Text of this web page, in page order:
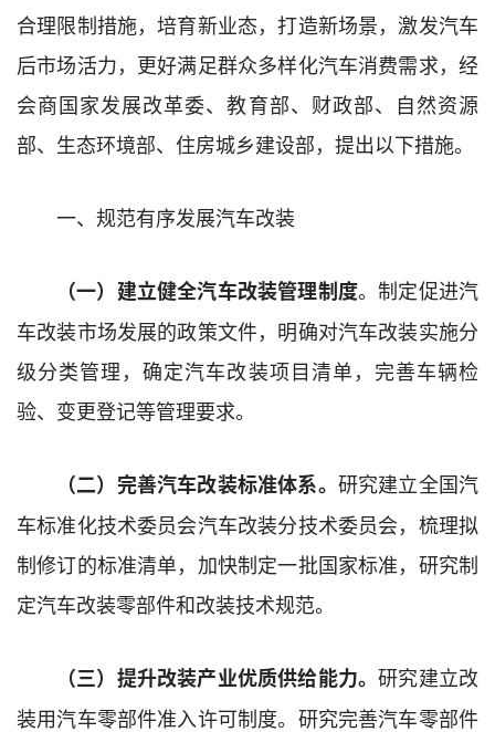
合理限制措施，培育新业态，打造新场景，激发汽车
后市场活力，更好满足群众多样化汽车消费需求，经
会商国家发展改革委、教育部、财政部、自然资源
部、生态环境部、住房城乡建设部，提出以下措施。
一、规范有序发展汽车改装
（一） 建立健全汽车改装管理制度。制定促进汽
车改装市场发展的政策文件，明确对汽车改装实施分
级分类管理，确定汽车改装项目清单，完善车辆检
验、变更登记等管理要求。
（二）完善汽车改装标准体系。 研究建立全国汽
车标准化技术委员会汽车改装分技术委员会，梳理拟
制修订的标准清单，加快制定一批国家标准，研究制
定汽车改装零部件和改装技术规范。
（三）提升改装产业优质供给能力。研究建立改
装用汽车零部件准入许可制度。研究完善汽车零部件